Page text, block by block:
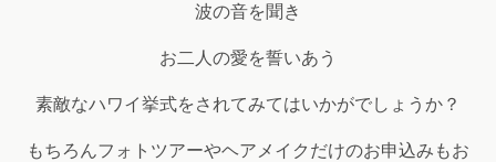
波の音を聞き
お二人の愛を誓いあう
素敵なハワイ挙式をされてみてはいかがでしょうか？
もちろんフォトツアーやヘアメイクだけのお申込みもお